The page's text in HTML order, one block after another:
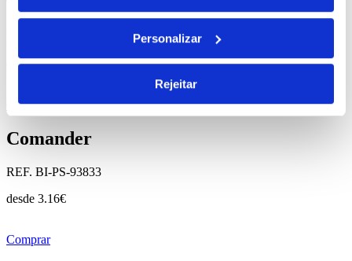
Personalizar
Rejeitar
desde 0.85€
Comprar
Comander
REF. BI-PS-93833
desde 3.16€
Comprar